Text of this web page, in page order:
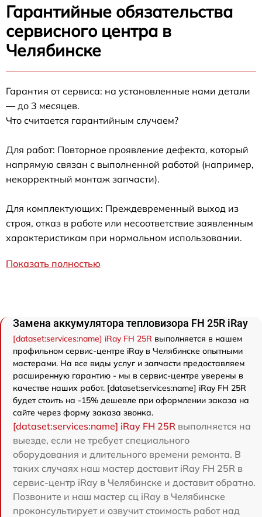
Гарантийные обязательства
сервисного центра в
Челябинске
Гарантия от сервиса: на установленные нами детали
— до 3 месяцев.
Что считается гарантийным случаем?
Для работ: Повторное проявление дефекта, который
напрямую связан с выполненной работой (например,
некорректный монтаж запчасти).
Для комплектующих: Преждевременный выход из
строя, отказ в работе или несоответствие заявленным
характеристикам при нормальном использовании.
Показать полностью
Замена аккумулятора тепловизора FH 25R iRay
[dataset:services:name] iRay FH 25R выполняется в нашем
профильном сервис-центре iRay в Челябинске опытными
мастерами. На все виды услуг и запчасти предоставляем
расширенную гарантию - мы в сервис-центре уверены в
качестве наших работ. [dataset:services:name] iRay FH 25R
будет стоить на -15% дешевле при оформлении заказа на
сайте через форму заказа звонка.
[dataset:services:name] iRay FH 25R выполняется на
выезде, если не требует специального
оборудования и длительного времени ремонта. В
таких случаях наш мастер доставит iRay FH 25R в
сервис-центр iRay в Челябинске и доставит обратно.
Позвоните и наш мастер сц iRay в Челябинске
проконсультирует и озвучит стоимость работ над